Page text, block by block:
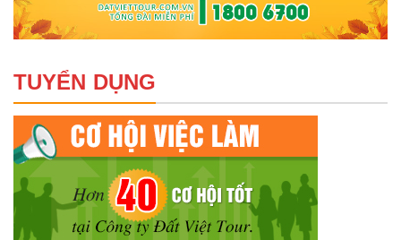
TUYỂN DỤNG